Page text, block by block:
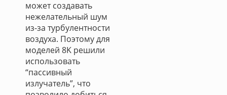
может создавать
нежелательный шум
из-за турбулентности
воздуха. Поэтому для
моделей 8K решили
использовать
“пассивный
излучатель”, что